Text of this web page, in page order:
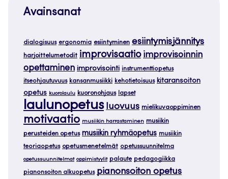
Avainsanat
dialogisuus ergonomia esiintyminen esiintymisjännitys
harjoittelumetodit improvisaatio improvisoinnin
opettaminen improvisointi instrumenttiopetus
itseohjautuvuus kansanmusiikki kehotietoisuus kitaransoiton
opetus kuorolaulu kuoronohjaus lapset
laulunopetus luovuus mielikuvaoppiminen
motivaatio musiikin harrastaminen musiikin
perusteiden opetus musiikin ryhmäopetus musiikin
teoriaopetus opetusmenetelmät opetussuunnitelma
opetussuunnitelmat oppimistyylit palaute pedagogiikka
pianonsoiton alkuopetus pianonsoiton opetus